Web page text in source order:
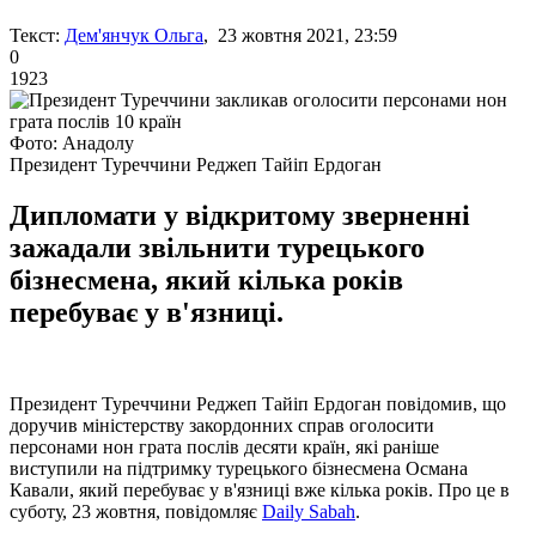
Текст: Дем'янчук Ольга, 23 жовтня 2021, 23:59
0
1923
Фото: Анадолу
Президент Туреччини Реджеп Тайіп Ердоган
Дипломати у відкритому зверненні
зажадали звільнити турецького
бізнесмена, який кілька років
перебуває у в'язниці.
Президент Туреччини Реджеп Тайіп Ердоган повідомив, що
доручив міністерству закордонних справ оголосити
персонами нон грата послів десяти країн, які раніше
виступили на підтримку турецького бізнесмена Османа
Кавали, який перебуває у в'язниці вже кілька років. Про це в
суботу, 23 жовтня, повідомляє Daily Sabah.